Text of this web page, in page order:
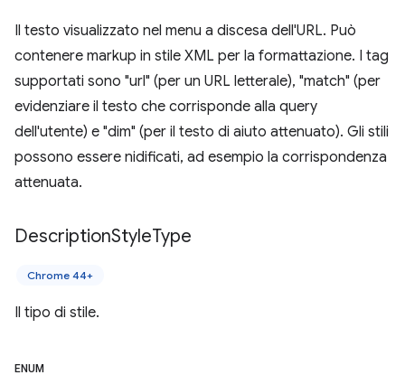
Il testo visualizzato nel menu a discesa dell'URL. Può
contenere markup in stile XML per la formattazione. I tag
supportati sono "url" (per un URL letterale), "match" (per
evidenziare il testo che corrisponde alla query
dell'utente) e "dim" (per il testo di aiuto attenuato). Gli stili
possono essere nidificati, ad esempio la corrispondenza
attenuata.
DescriptionStyleType
Chrome 44+
Il tipo di stile.
ENUM